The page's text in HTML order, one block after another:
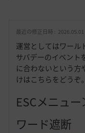
最近の修正日時 :
運営としてはワール
サバデーのイベント
に合わないという方
けはこちらをどうぞ。
ESCメニュ
ワード遮断